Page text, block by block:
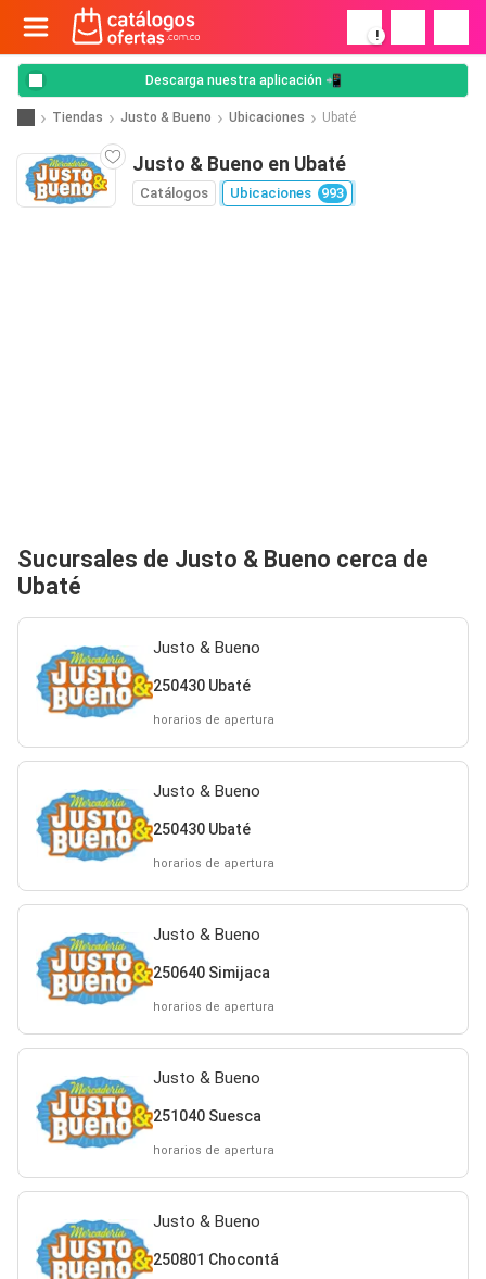
!
Descarga nuestra aplicación 📲
Tiendas Justo & Bueno Ubicaciones Ubaté
Justo & Bueno en Ubaté
Catálogos Ubicaciones 993
Sucursales de Justo & Bueno cerca de
Ubaté
Justo & Bueno
250430 Ubaté
horarios de apertura
Justo & Bueno
250430 Ubaté
horarios de apertura
Justo & Bueno
250640 Simijaca
horarios de apertura
Justo & Bueno
251040 Suesca
horarios de apertura
Justo & Bueno
250801 Chocontá